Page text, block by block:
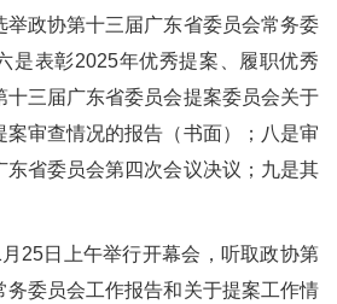
举政协第十三届广东省委员会常务委
是表彰2025年优秀提案、履职优秀
十三届广东省委员会提案委员会关于
审查情况的报告（书面）；八是审
东省委员会第四次会议决议；九是其
日上午举行开幕会，听取政协第
务委员会工作报告和关于提案工作情